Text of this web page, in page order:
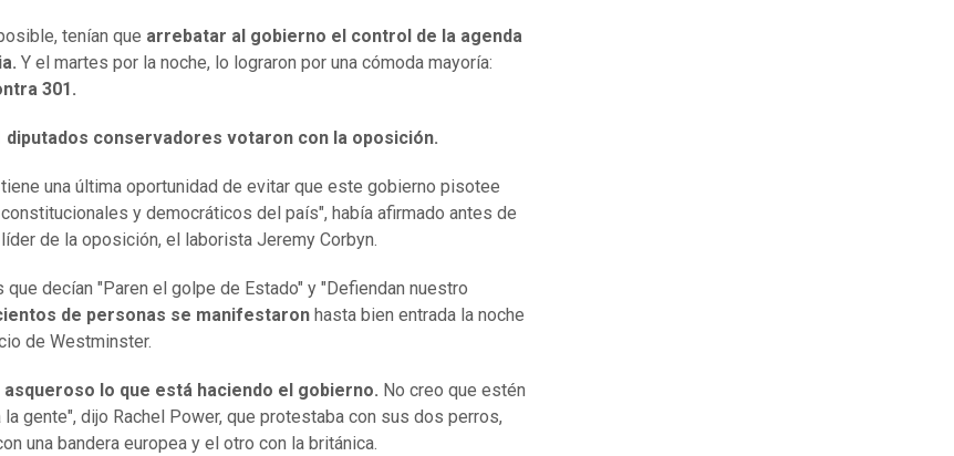
tenían que arrebatar al gobierno el control de la agenda
Y el martes por la noche, lo lograron por una cómoda mayoría:
301.
diputados conservadores votaron con la oposición.
tiene una última oportunidad de evitar que este gobierno pisotee
y democráticos del país", había afirmado antes de
de la oposición, el laborista Jeremy Corbyn.
que decían "Paren el golpe de Estado" y "Defiendan nuestro
de personas se manifestaron hasta bien entrada la noche
de Westminster.
asqueroso lo que está haciendo el gobierno. No creo que estén
la gente", dijo Rachel Power, que protestaba con sus dos perros,
una bandera europea y el otro con la británica.